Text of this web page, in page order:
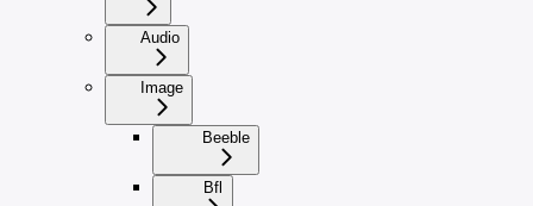
Audio
Image
Beeble
Bfl